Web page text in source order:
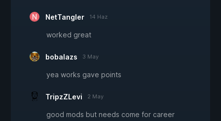
NetTangler 14 Haz
worked great
bobalazs 3 May
yea works gave points
TripzZLevi 2 May
good mods but needs come for career